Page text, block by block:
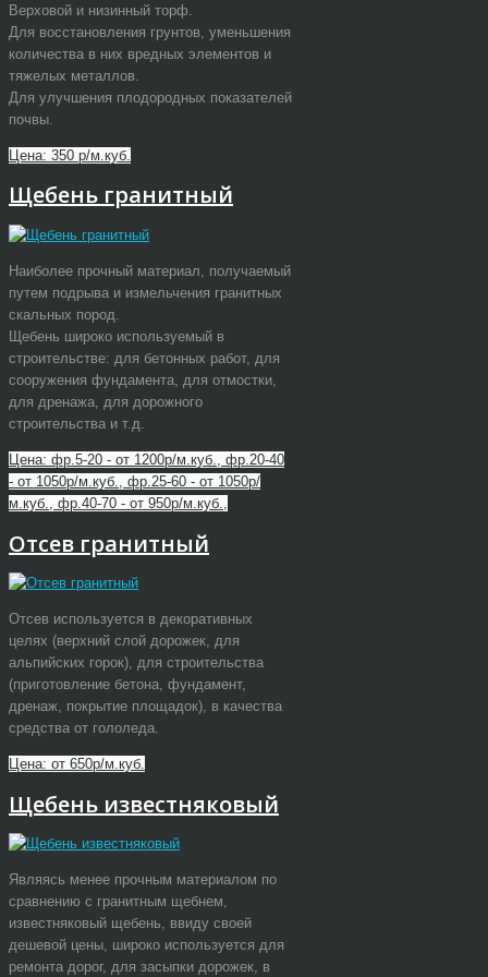
Верховой и низинный торф.
Для восстановления грунтов, уменьшения
количества в них вредных элементов и
тяжелых металлов.
Для улучшения плодородных показателей
почвы.
Цена: 350 р/м.куб.
Щебень гранитный
Наиболее прочный материал, получаемый
путем подрыва и измельчения гранитных
скальных пород.
Щебень широко используемый в
строительстве: для бетонных работ, для
сооружения фундамента, для отмостки,
для дренажа, для дорожного
строительства и т.д.
Цена: фр.5-20 - от 1200р/м.куб., фр.20-40
- от 1050р/м.куб., фр.25-60 - от 1050р/
м.куб., фр.40-70 - от 950р/м.куб.,
Отсев гранитный
Отсев используется в декоративных
целях (верхний слой дорожек, для
альпийских горок), для строительства
(приготовление бетона, фундамент,
дренаж, покрытие площадок), в качества
средства от гололеда.
Цена: от 650р/м.куб.
Щебень известняковый
Являясь менее прочным материалом по
сравнению с гранитным щебнем,
известняковый щебень, ввиду своей
дешевой цены, широко используется для
ремонта дорог, для засыпки дорожек, в